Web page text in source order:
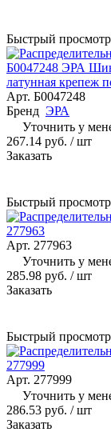
Быстрый просмотр
Б0047248 ЭРА
латунная крепеж
Арт. Б0047248
Бренд ЭРА
Уточнить у
267.14 руб. / шт
Заказать
Быстрый просмотр
277963
Арт. 277963
Уточнить у
285.98 руб. / шт
Заказать
Быстрый просмотр
277999
Арт. 277999
Уточнить у
286.53 руб. / шт
Заказать